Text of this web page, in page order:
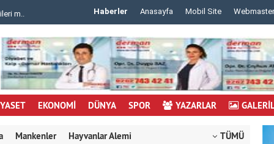
Haberler Anasayfa Mobil Site Webmaster
EKONOMİ DÜNYA SPOR YAZARLAR
Mankenler Hayvanlar Alemi TÜMÜ